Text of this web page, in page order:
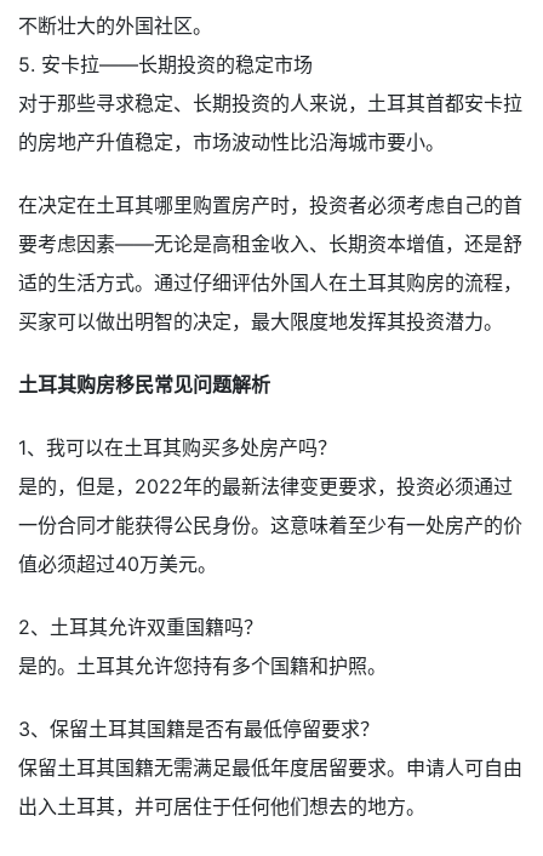
不断壮大的外国社区。
5. 安卡拉——长期投资的稳定市场
对于那些寻求稳定、长期投资的人来说，土耳其首都安卡拉
的房地产升值稳定，市场波动性比沿海城市要小。
在决定在土耳其哪里购置房产时，投资者必须考虑自己的首
要考虑因素——无论是高租金收入、长期资本增值，还是舒
适的生活方式。通过仔细评估外国人在土耳其购房的流程，
买家可以做出明智的决定，最大限度地发挥其投资潜力。
土耳其购房移民常见问题解析
1、我可以在土耳其购买多处房产吗？
是的，但是，2022年的最新法律变更要求，投资必须通过
一份合同才能获得公民身份。这意味着至少有一处房产的价
值必须超过40万美元。
2、土耳其允许双重国籍吗？
是的。土耳其允许您持有多个国籍和护照。
3、保留土耳其国籍是否有最低停留要求？
保留土耳其国籍无需满足最低年度居留要求。申请人可自由
出入土耳其，并可居住于任何他们想去的地方。